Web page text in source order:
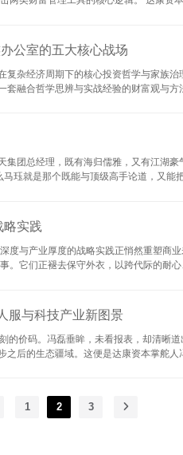
负债表逻辑，就是自己直接出钱，自
公室的五大核心战场
杂经济周期下的核心投资哲学与家族
融合哲学思辨与实战经验的财富观与
与不断学习能力的艺术，其核心理念是
集团总经理，既有海归儒雅，又有江
珏就是那个既能与顶级高手论道，又
教育集团之后，马珏选择了一条更难的路
实践
度与产业厚度的战略实践正悄然重塑
。它们正褪去保守外衣，以跨代际的
建“产业运营商”能力，从财务赋能进阶
服与科技产业新图景
的价码。冯磊垂眸，未看报表，却清
后的生态疆域。这便是达康资本掌舵
闭的蓝领技能认证SaaS...
1 2 3